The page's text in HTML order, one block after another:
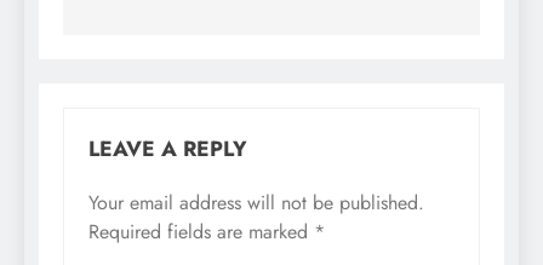
LEAVE A REPLY
Your email address will not be published.
Required fields are marked *